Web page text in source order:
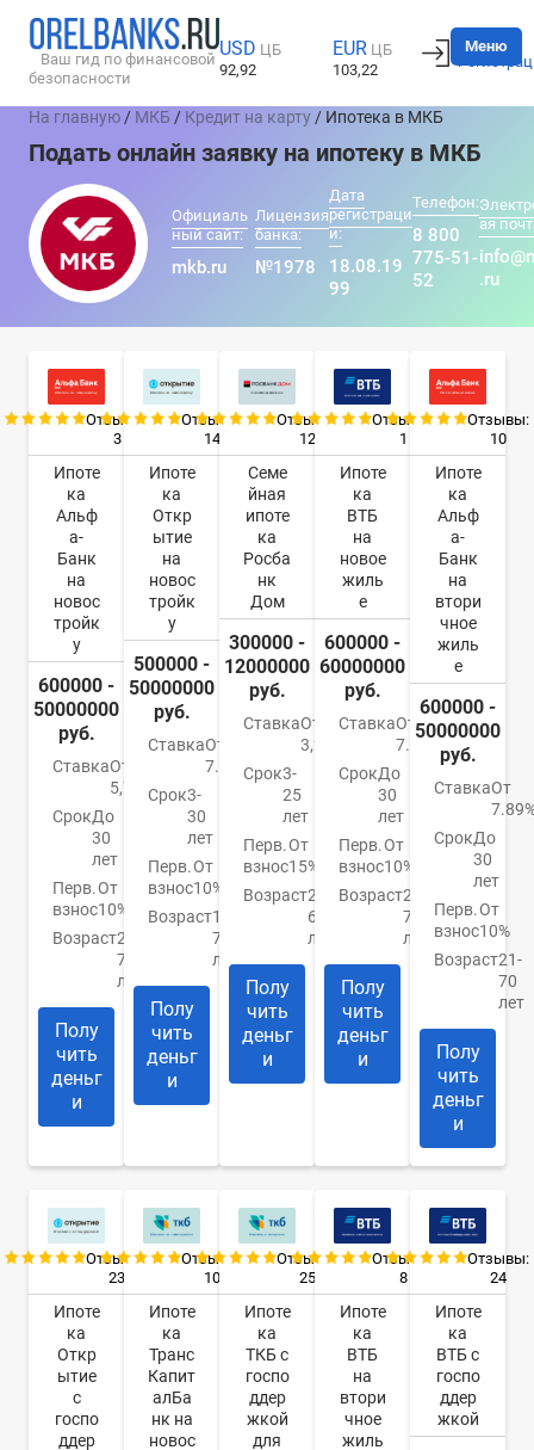
Ваш гид по финансовой
безопасности
USD ЦБ
92,92
EUR ЦБ
103,22
Вход
Меню
На главную / МКБ / Кредит на карту / Ипотека в МКБ
Подать онлайн заявку на ипотеку в МКБ
Официаль
ный сайт:
mkb.ru
Лицензия
банка:
№1978
Дата
регистраци
и:
18.08.19
99
Телефон:
8 800
775-51-
52
ая
.ru
Отзывы:
3
Ипоте
ка
Альф
а-
Банк
на
новос
тройк
у
600000 -
50000000
руб.
СтавкаОт
5,79%
СрокДо
30
лет
Перв.
взнос
От
10%
Возраст21-
70
лет
Полу
чить
деньг
и
Отзывы:
14
Ипоте
ка
Откр
ытие
на
новос
тройк
у
500000 -
50000000
руб.
СтавкаОт
7.5%
Срок3-
30
лет
Перв.
взнос
От
10%
Возраст18-
70
лет
Полу
чить
деньг
и
Отзывы:
12
Семе
йная
ипоте
ка
Росба
нк
Дом
300000 -
12000000
руб.
СтавкаОт
3,2%
Срок3-
25
лет
Перв.
взнос
От
15%
Возраст21-
65
лет
Полу
чить
деньг
и
Отзывы:
1
Ипоте
ка
ВТБ
на
новое
жиль
е
600000 -
60000000
руб.
СтавкаОт
7.4%
СрокДо
30
лет
Перв.
взнос
От
10%
Возраст21-
75
лет
Полу
чить
деньг
и
Отзывы:
10
Ипоте
ка
Альф
а-
Банк
на
втори
чное
жиль
е
600000 -
50000000
руб.
СтавкаОт
СрокДо
30
лет
Перв.
взнос
От
10%
Возраст21-
70
лет
Полу
чить
деньг
и
Отзывы:
23
Ипоте
ка
Откр
ытие
с
госпо
ддер
Отзывы:
10
Ипоте
ка
Транс
Капит
алБа
нк на
новос
Отзывы:
25
Ипоте
ка
ТКБ с
госпо
ддер
жкой
для
Отзывы:
8
Ипоте
ка
ВТБ
на
втори
чное
жиль
Отзывы:
24
Ипоте
ка
ВТБ с
госпо
ддер
жкой